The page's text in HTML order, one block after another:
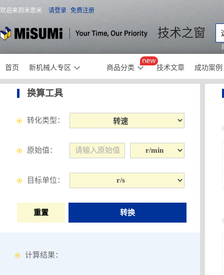
欢迎来到米思米 请登录 免费注册
米思米
技术之窗
首页 新机械人专区 商品分类 技术文章 成功案例
换算工具
转化类型：
原始值：
目标单位：
重置 转换
计算结果：